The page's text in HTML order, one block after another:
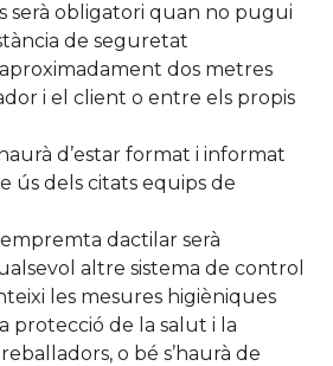
serà obligatori quan no pugui
de seguretat
dos metres
i el client o entre els propis
d’estar format i informat
ús dels citats equips de
dactilar serà
altre sistema de control
les mesures higièniques
protecció de la salut i la
o bé s’haurà de